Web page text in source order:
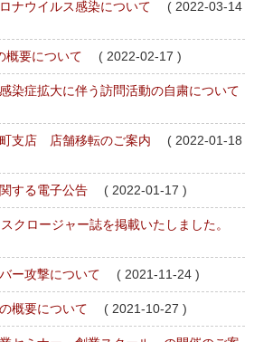
ナウイルス感染について
( 2022-03-14
概要について ( 2022-02-17 )
染症拡大に伴う訪問活動の自粛について
支店 店舗移転のご案内
( 2022-01-18
する電子公告 ( 2022-01-17 )
クロージャー誌を掲載いたしました。
ー攻撃について ( 2021-11-24 )
概要について ( 2021-10-27 )